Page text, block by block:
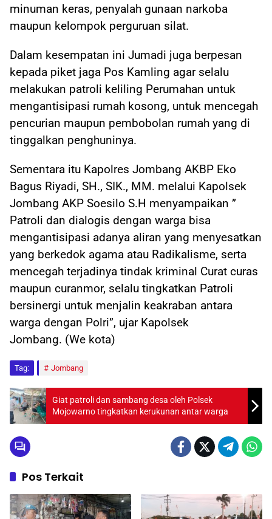
minuman keras, penyalah gunaan narkoba
maupun kelompok perguruan silat.
Dalam kesempatan ini Jumadi juga berpesan
kepada piket jaga Pos Kamling agar selalu
melakukan patroli keliling Perumahan untuk
mengantisipasi rumah kosong, untuk mencegah
pencurian maupun pembobolan rumah yang di
tinggalkan penghuninya.
Sementara itu Kapolres Jombang AKBP Eko
Bagus Riyadi, SH., SIK., MM. melalui Kapolsek
Jombang AKP Soesilo S.H menyampaikan ”
Patroli dan dialogis dengan warga bisa
mengantisipasi adanya aliran yang menyesatkan
yang berkedok agama atau Radikalisme, serta
mencegah terjadinya tindak kriminal Curat curas
maupun curanmor, selalu tingkatkan Patroli
bersinergi untuk menjalin keakraban antara
warga dengan Polri”, ujar Kapolsek
Jombang. (We kota)
Tag: Jombang
Giat patroli dan sambang desa oleh Polsek
Mojowarno tingkatkan kerukunan antar warga
Pos Terkait